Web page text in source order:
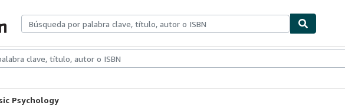
antiguosArte y coleccionismo
Psychology